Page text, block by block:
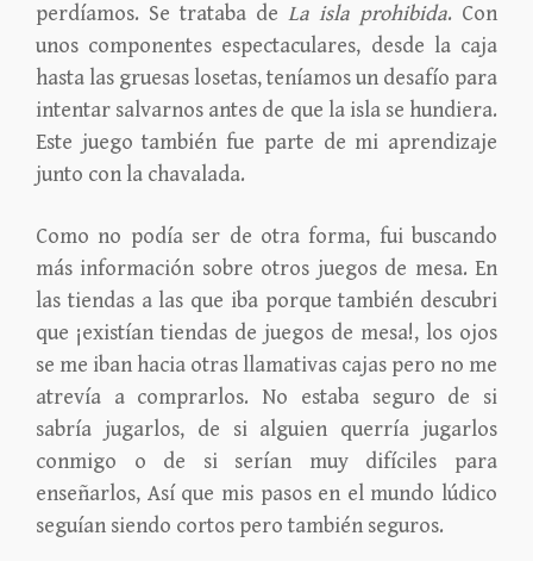
perdíamos. Se trataba de La isla prohibida. Con
unos componentes espectaculares, desde la caja
hasta las gruesas losetas, teníamos un desafío para
intentar salvarnos antes de que la isla se hundiera.
Este juego también fue parte de mi aprendizaje
junto con la chavalada.
Como no podía ser de otra forma, fui buscando
más información sobre otros juegos de mesa. En
las tiendas a las que iba porque también descubri
que ¡existían tiendas de juegos de mesa!, los ojos
se me iban hacia otras llamativas cajas pero no me
atrevía a comprarlos. No estaba seguro de si
sabría jugarlos, de si alguien querría jugarlos
conmigo o de si serían muy difíciles para
enseñarlos, Así que mis pasos en el mundo lúdico
seguían siendo cortos pero también seguros.